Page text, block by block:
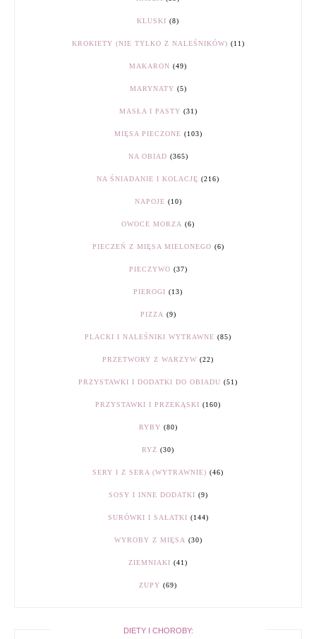
KLUSKI (8)
KROKIETY (NIE TYLKO Z NALEŚNIKÓW) (11)
MAKARON (49)
MARYNATY (5)
MASŁA I PASTY (31)
MIĘSA PIECZONE (103)
NA OBIAD (365)
NA ŚNIADANIE I KOLACJĘ (216)
NAPOJE (10)
OWOCE MORZA (6)
PIECZEŃ Z MIĘSA MIELONEGO (6)
PIECZYWO (37)
PIEROGI (13)
PIZZA (9)
PLACKI I NALEŚNIKI WYTRAWNE (85)
PRZETWORY Z WARZYW (22)
PRZYSTAWKI I DODATKI DO OBIADU (51)
PRZYSTAWKI I PRZEKĄSKI (160)
RYBY (80)
RYŻ (30)
SERY I Z SERA (WYTRAWNIE) (46)
SOSY I INNE DODATKI (9)
SURÓWKI I SAŁATKI (144)
WYROBY Z MIĘSA (30)
ZIEMNIAKI (41)
ZUPY (69)
DIETY I CHOROBY: